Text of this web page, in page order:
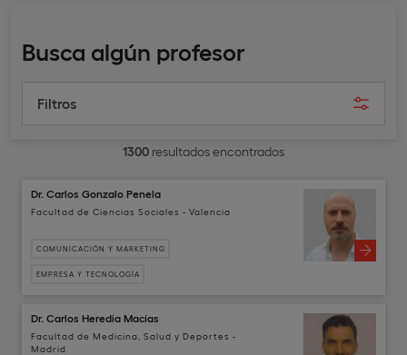
Busca algún profesor
Filtros
1300 resultados encontrados
Dr. Carlos Gonzalo Penela
Facultad de Ciencias Sociales - Valencia
COMUNICACIÓN Y MARKETING
EMPRESA Y TECNOLOGÍA
Dr. Carlos Heredia Macías
Facultad de Medicina, Salud y Deportes -
Madrid